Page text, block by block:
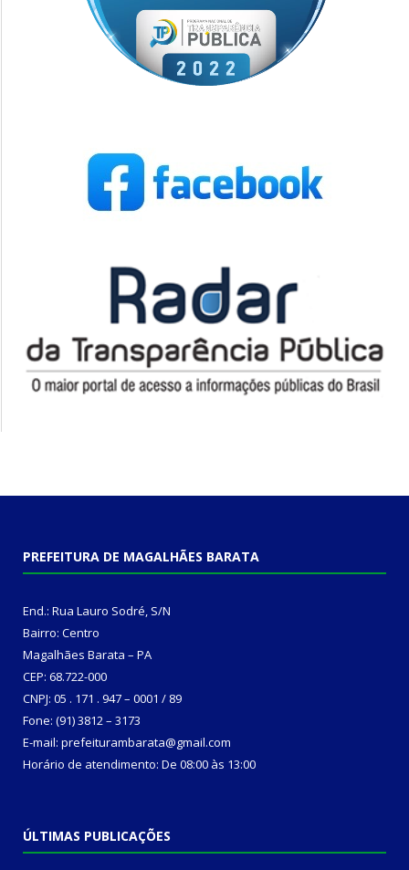
PREFEITURA DE MAGALHÃES BARATA
End.: Rua Lauro Sodré, S/N
Bairro: Centro
Magalhães Barata – PA
CEP: 68.722-000
CNPJ: 05 . 171 . 947 – 0001 / 89
Fone: (91) 3812 – 3173
E-mail: prefeiturambarata@gmail.com
Horário de atendimento: De 08:00 às 13:00
ÚLTIMAS PUBLICAÇÕES